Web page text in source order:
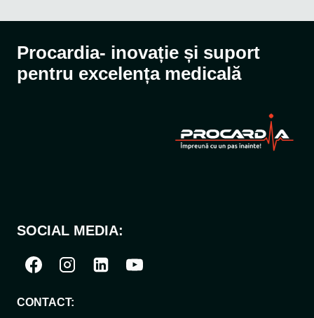
Procardia- inovație și suport
pentru excelența medicală
SOCIAL MEDIA:
CONTACT: